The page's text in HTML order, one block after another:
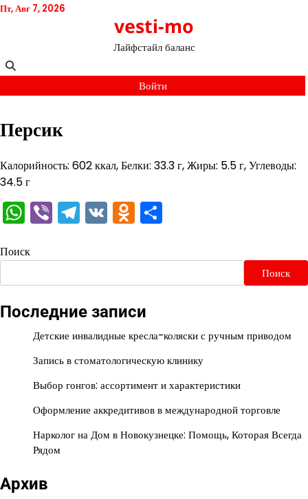
Перейти
Пт, Авг 7, 2026
vesti-mo
Лайфстайл баланс
Войти
Персик
Калорийность: 602 ккал, Белки: 33.3 г, Жиры: 5.5 г, Углеводы:
34.5 г
WhatsApp
ViberTelegram
VKOdnoklassniki
Поиск
Поиск
Последние записи
Детские инвалидные кресла-коляски с ручным приводом
Запись в стоматологическую клинику
Выбор гонгов: ассортимент и характеристики
Оформление аккредитивов в международной торговле
Нарколог на Дом в Новокузнецке: Помощь, Которая Всегда
Рядом
Архив